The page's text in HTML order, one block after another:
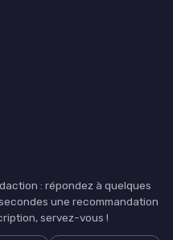
: répondez à quelques
une recommandation
servez-vous !